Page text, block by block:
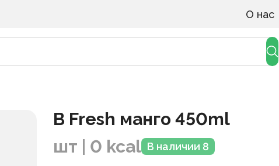
О нас
B Fresh манго 450ml
шт | 0 kcal В наличии 8